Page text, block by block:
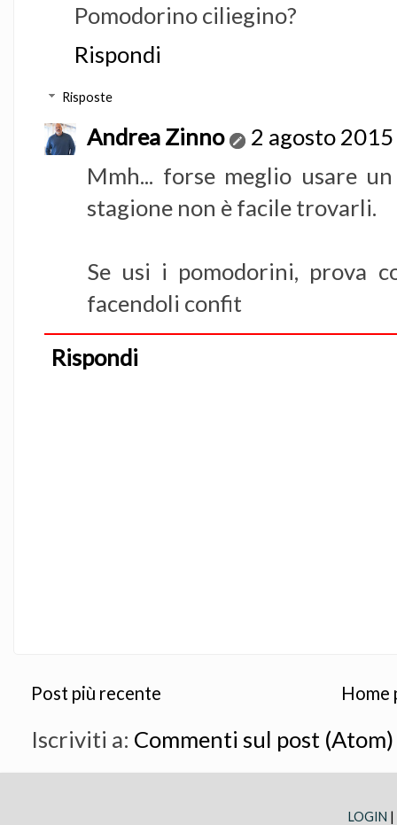
Pomodorino ciliegino?
Rispondi
Risposte
Andrea Zinno
2 agosto
Mmh... forse meglio usare
stagione non è facile trovarli.
Se usi i pomodorini, prova
facendoli confit
Rispondi
Post più recente Home
Iscriviti a: Commenti sul post (Atom)
LOGIN |